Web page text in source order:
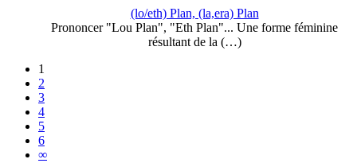
(lo/eth) Plan, (la,era) Plan
Prononcer "Lou Plan", "Eth Plan"... Une forme féminine
résultant de la (…)
1
2
3
4
5
6
∞